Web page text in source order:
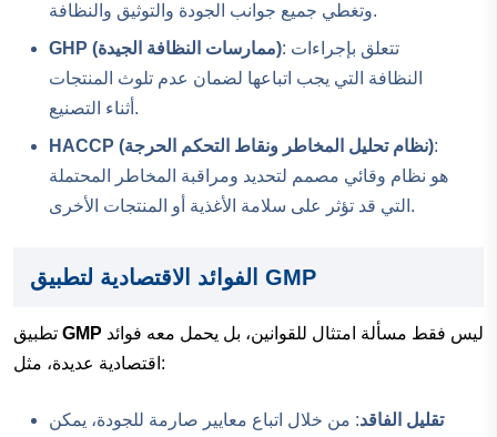
وتغطي جميع جوانب الجودة والتوثيق والنظافة.
GHP (ممارسات النظافة الجيدة): تتعلق بإجراءات
النظافة التي يجب اتباعها لضمان عدم تلوث المنتجات
أثناء التصنيع.
HACCP (نظام تحليل المخاطر ونقاط التحكم الحرجة):
هو نظام وقائي مصمم لتحديد ومراقبة المخاطر المحتملة
التي قد تؤثر على سلامة الأغذية أو المنتجات الأخرى.
الفوائد الاقتصادية لتطبيق GMP
GMP
اقتصادية عديدة، مثل:
تقليل الفاقد: من خلال اتباع معايير صارمة للجودة، يمكن